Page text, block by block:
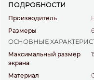
ПОДРОБНОСТИ
Производитель
Размеры
ОСНОВНЫЕ
Максимальный размер
экрана
Материал